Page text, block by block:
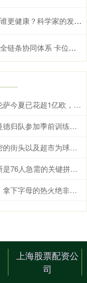
？科学家的发现让人意外
位商业航天千亿元器件赛道
恒指配资开户 上赛季险些降级！佛罗伦萨今夏已花超1亿欧，签马斯坦托诺等10将
股票配资知识联系方式 德天空：迪奥曼德归队参加季前训练，转会皇马谈判处于后期阶段
黄金配资开户官网 悠闲，梅西在迈阿密的街头以及超市为球迷签名
配资炒股平台首选配资 艾弗森：詹姆斯是76人急需的关键拼图 新赛季76人不夺冠就是失败
股票配资在线论坛 媒体人反击西蒙斯：拿下字母的热火绝非休赛期最大输家 绿军才是
上海股票配资公
司